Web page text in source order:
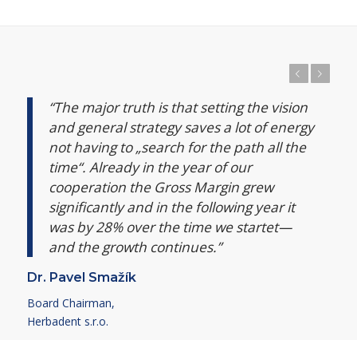
“The major truth is that setting the vision
and general strategy saves a lot of energy
not having to „search for the path all the
time“. Already in the year of our
cooperation the Gross Margin grew
significantly and in the following year it
was by 28% over the time we startet—
and the growth continues.”
Dr. Pavel Smažík
Board Chairman,
Herbadent s.r.o.